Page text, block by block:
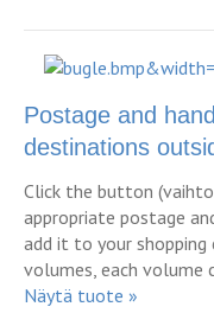
Postage and
destinations
Click the button
appropriate postage
add it to your
volumes, each volume
Näytä tuote »